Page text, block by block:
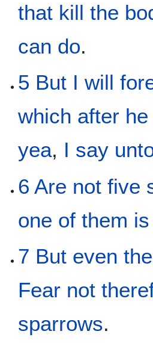
that kill the
can do.
5 But I will
which after
yea, I say
6 Are not five
one of them is
7 But even the
Fear not
sparrows.